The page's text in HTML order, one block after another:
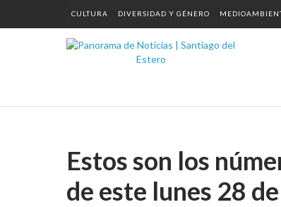
CULTURA DIVERSIDAD Y GÉNERO
Estos son los
de este lunes 28